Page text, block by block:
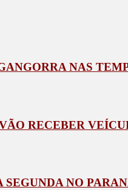
NAS
RECEBER
SEGUNDA NO